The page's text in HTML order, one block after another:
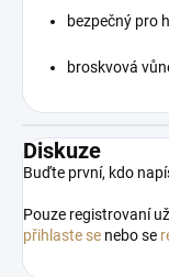
bezpečný pro
broskvová
Diskuze
Buďte první, kdo
Pouze registrovaní
přihlaste se nebo se